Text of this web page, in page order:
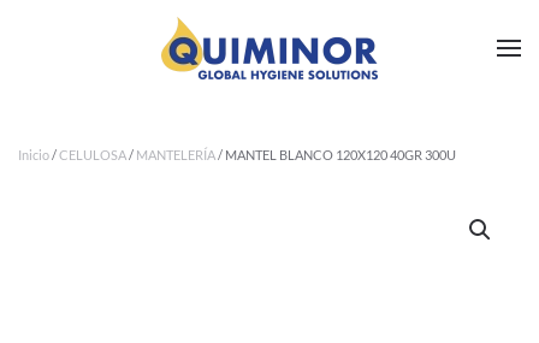
Ir al contenido principal
Inicio/CELULOSA/ MANTELERÍA/ MANTEL BLANCO 120X120 40GR 300U